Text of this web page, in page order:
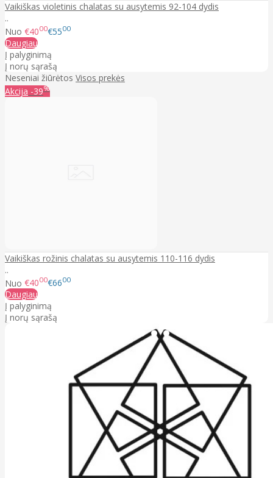
Vaikiškas violetinis chalatas su ausytemis 92-104 dydis
..
Nuo €4000€5500
Daugiau
Į palyginimą
Į norų sąrašą
Neseniai žiūrėtos Visos prekės
Akcija -39%
Vaikiškas rožinis chalatas su ausytemis 110-116 dydis
..
Nuo €4000€6600
Daugiau
Į palyginimą
Į norų sąrašą